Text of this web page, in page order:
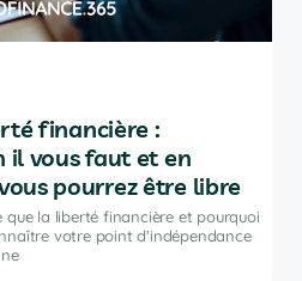
financière :
il vous faut et en
pourrez être libre
que la liberté financière et pourquoi
votre point d'indépendance